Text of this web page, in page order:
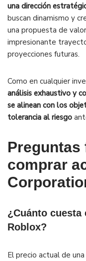
una dirección
buscan dinamismo y
una propuesta de
impresionante
proyecciones futuras.
Como en cualquier
análisis exhaustivo y
se alinean con los
tolerancia al riesgo
Preguntas
comprar
¿Cuánto cuesta
Roblox?
El precio actual de